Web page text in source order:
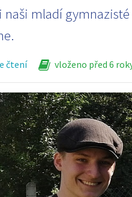
naši mladí
čtení vloženo před 6